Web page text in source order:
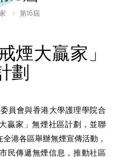
第16屆
煙大贏家」
劃
員會與香港大學護理學院合
贏家」無煙社區計劃，並聯
港各區舉辦無煙宣傳活動，
民傳遞無煙信息，推動社區